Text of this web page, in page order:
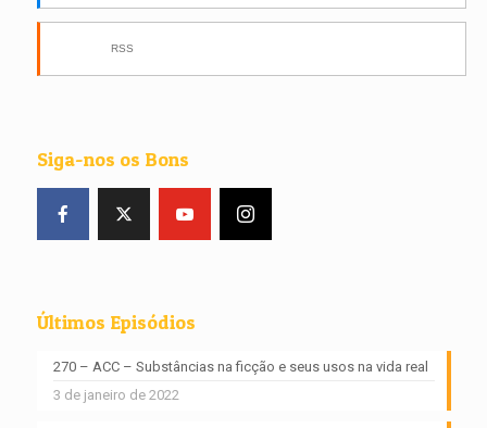
RSS
Siga-nos os Bons
Últimos Episódios
270 – ACC – Substâncias na ficção e seus usos na vida real
3 de janeiro de 2022